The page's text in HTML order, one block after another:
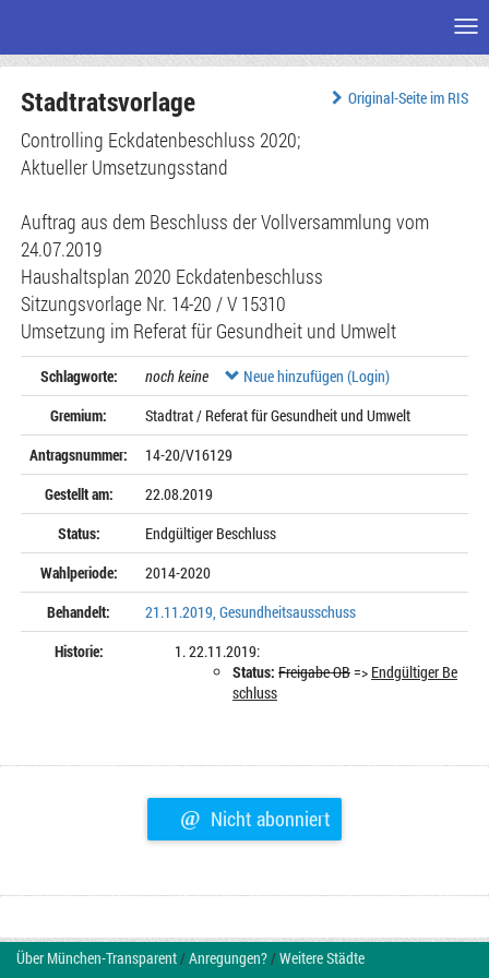
Seiteninhalt
Original-Seite im RIS
Stadtratsvorlage
Controlling Eckdatenbeschluss 2020;
Aktueller Umsetzungsstand
Auftrag aus dem Beschluss der Vollversammlung vom
24.07.2019
Haushaltsplan 2020 Eckdatenbeschluss
Sitzungsvorlage Nr. 14-20 / V 15310
Umsetzung im Referat für Gesundheit und Umwelt
Schlagworte: noch keine
Neue hinzufügen (Login)
Gremium:
Stadtrat / Referat für Gesundheit und Umwelt
Antragsnummer:
14-20/V16129
Gestellt am:
22.08.2019
Status:
Endgültiger Beschluss
Wahlperiode:
2014-2020
Behandelt:
21.11.2019, Gesundheitsausschuss
Historie:
22.11.2019:
Status: Freigabe OB=> Endgültiger Be
schluss
@ Nicht abonniert
Über München-Transparent/Anregungen?/Weitere Städte